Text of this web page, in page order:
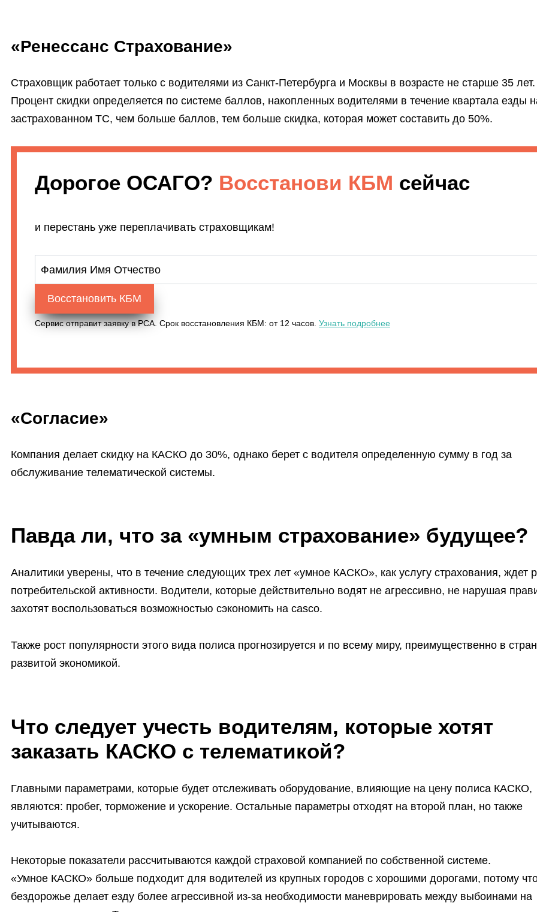
«Ренессанс Страхование»
Страховщик работает только с водителями из Санкт-Петербурга и Москвы в возрасте не старше 35 лет.
Процент скидки определяется по системе баллов, накопленных водителями в течение квартала езды
застрахованном ТС, чем больше баллов, тем больше скидка, которая может составить до 50%.
Дорогое ОСАГО? Восстанови КБМ сейчас
и перестань уже переплачивать страховщикам!
Фамилия Имя Отчество
Восстановить КБМ
Сервис отправит заявку в РСА. Срок восстановления КБМ: от 12 часов. Узнать подробнее
«Согласие»
Компания делает скидку на КАСКО до 30%, однако берет с водителя определенную сумму в год за
обслуживание телематической системы.
Павда ли, что за «умным страхование» будущее?
Аналитики уверены, что в течение следующих трех лет «умное КАСКО», как услугу страхования, ждет
потребительской активности. Водители, которые действительно водят не агрессивно, не нарушая
захотят воспользоваться возможностью сэкономить на casco.
Также рост популярности этого вида полиса прогнозируется и по всему миру, преимущественно в
развитой экономикой.
Что следует учесть водителям, которые хотят
заказать КАСКО с телематикой?
Главными параметрами, которые будет отслеживать оборудование, влияющие на цену полиса КАСКО,
являются: пробег, торможение и ускорение. Остальные параметры отходят на второй план, но также
учитываются.
Некоторые показатели рассчитываются каждой страховой компанией по собственной системе.
«Умное КАСКО» больше подходит для водителей из крупных городов с хорошими дорогами, потому
бездорожье делает езду более агрессивной из-за необходимости маневрировать между выбоинами на